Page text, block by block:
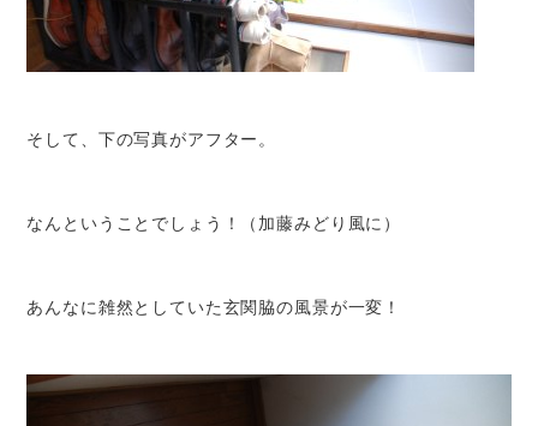
そして、下の写真がアフター。
なんということでしょう！（加藤みどり風に）
あんなに雑然としていた玄関脇の風景が一変！